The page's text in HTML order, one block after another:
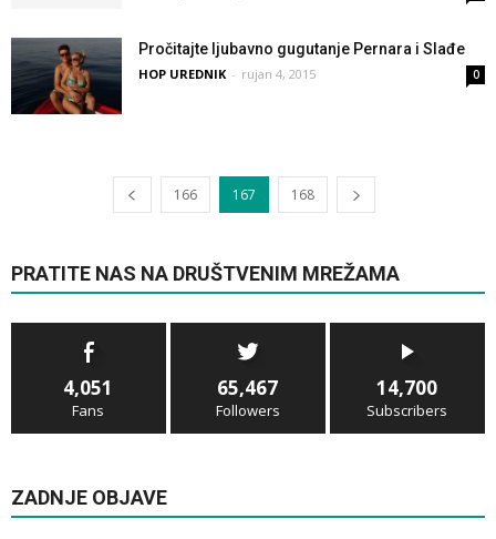
Pročitajte ljubavno gugutanje Pernara i Slađe
HOP UREDNIK - rujan 4, 2015 0
166 167 168
PRATITE NAS NA DRUŠTVENIM MREŽAMA
4,051
Fans
65,467
Followers
14,700
Subscribers
ZADNJE OBJAVE